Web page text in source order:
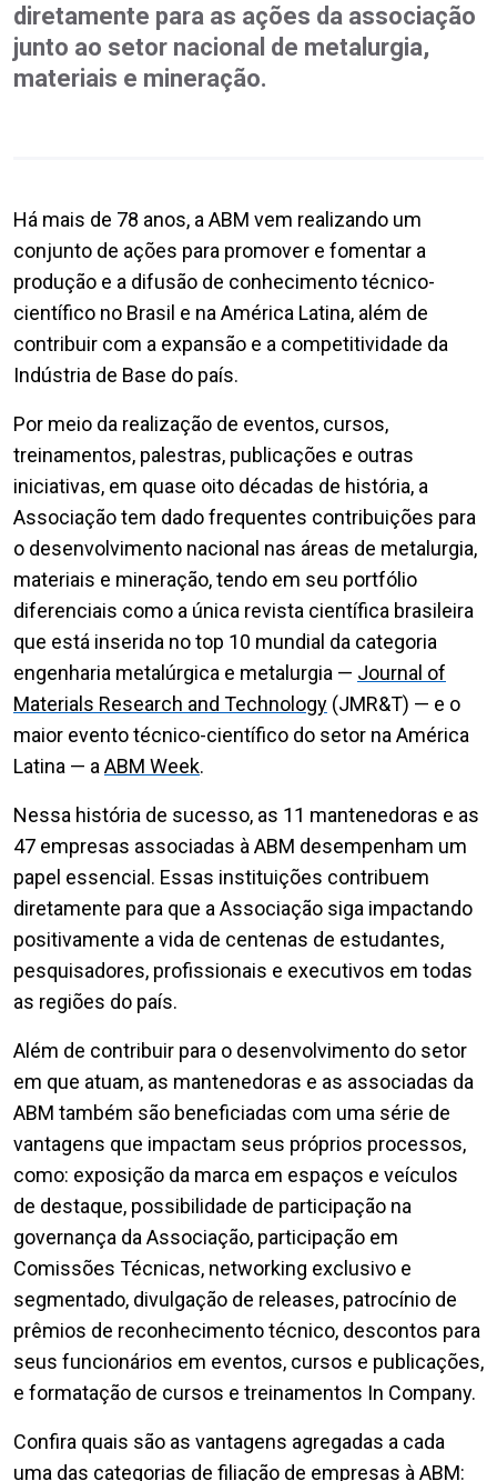
diretamente para as ações da associação
junto ao setor nacional de metalurgia,
materiais e mineração.
Há mais de 78 anos, a ABM vem realizando um
conjunto de ações para promover e fomentar a
produção e a difusão de conhecimento técnico-
científico no Brasil e na América Latina, além de
contribuir com a expansão e a competitividade da
Indústria de Base do país.
Por meio da realização de eventos, cursos,
treinamentos, palestras, publicações e outras
iniciativas, em quase oito décadas de história, a
Associação tem dado frequentes contribuições para
o desenvolvimento nacional nas áreas de metalurgia,
materiais e mineração, tendo em seu portfólio
diferenciais como a única revista científica brasileira
que está inserida no top 10 mundial da categoria
engenharia metalúrgica e metalurgia — Journal of
Materials Research and Technology (JMR&T) — e o
maior evento técnico-científico do setor na América
Latina — a ABM Week.
Nessa história de sucesso, as 11 mantenedoras e as
47 empresas associadas à ABM desempenham um
papel essencial. Essas instituições contribuem
diretamente para que a Associação siga impactando
positivamente a vida de centenas de estudantes,
pesquisadores, profissionais e executivos em todas
as regiões do país.
Além de contribuir para o desenvolvimento do setor
em que atuam, as mantenedoras e as associadas da
ABM também são beneficiadas com uma série de
vantagens que impactam seus próprios processos,
como: exposição da marca em espaços e veículos
de destaque, possibilidade de participação na
governança da Associação, participação em
Comissões Técnicas, networking exclusivo e
segmentado, divulgação de releases, patrocínio de
prêmios de reconhecimento técnico, descontos para
seus funcionários em eventos, cursos e publicações,
e formatação de cursos e treinamentos In Company.
Confira quais são as vantagens agregadas a cada
uma das categorias de filiação de empresas à ABM: